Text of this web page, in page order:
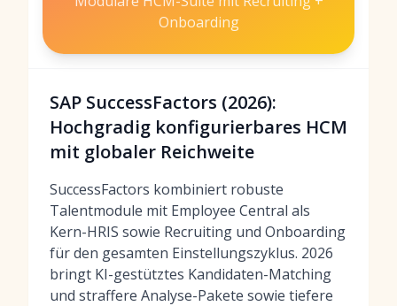
Onboarding
SAP SuccessFactors (2026):
Hochgradig konfigurierbares HCM
mit globaler Reichweite
SuccessFactors kombiniert robuste
Talentmodule mit Employee Central als
Kern-HRIS sowie Recruiting und Onboarding
für den gesamten Einstellungszyklus. 2026
bringt KI-gestütztes Kandidaten-Matching
und straffere Analyse-Pakete sowie tiefere